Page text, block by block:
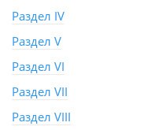
Раздел IV
Раздел V
Раздел VI
Раздел VII
Раздел VIII